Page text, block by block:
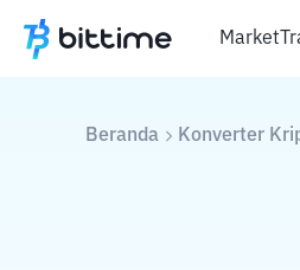
Market
Beranda Konverter